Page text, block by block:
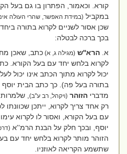
קורא. וכאמור, הפתרון בו גם בעל
במקביל(במידת האפשר, שהרי העולה אינו
שכן אסור לשניים לקרוא בתורה ביחד.
בכך ברכה לבטלה:
א.הרא''ש (מגילה ג, א) כתב, שאכן
לקרוא בלחש יחד עם בעל הקורא.
יכול לקרוא מתוך הכתב אינו יכול
בתורה בעל פה). כך כתב הבית יוסף
מדבריהזוהר (ויקהל, רב ע''ב), שלמרות
רק אחד צריך לקרוא, ייתכן שכוונתו
עם בעל הקורא, ואסור לו לקרוא עימו
יוסף, ובכך חלק על הבנת הרמ''א(דרכי
הזוהר מותר לקרוא בלחש יחד עם בעל
שתשמע הקריאה לאוזניו.